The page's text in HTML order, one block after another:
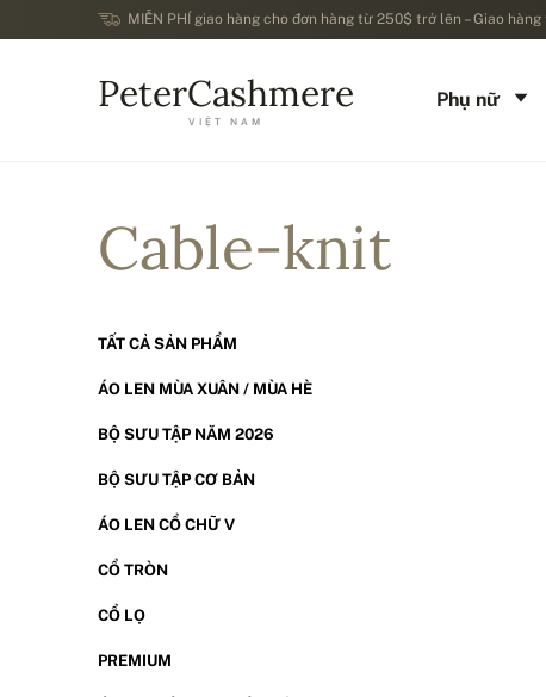
MIỄN PHÍ giao hàng cho đơn hàng từ 250$ trở lên – Giao
PeterCashmere
VIỆT NAM
Phụ nữ
Cable-knit
TẤT CẢ SẢN PHẨM
ÁO LEN MÙA XUÂN / MÙA HÈ
BỘ SƯU TẬP NĂM 2026
BỘ SƯU TẬP CƠ BẢN
ÁO LEN CỔ CHỮ V
CỔ TRÒN
CỔ LỌ
PREMIUM